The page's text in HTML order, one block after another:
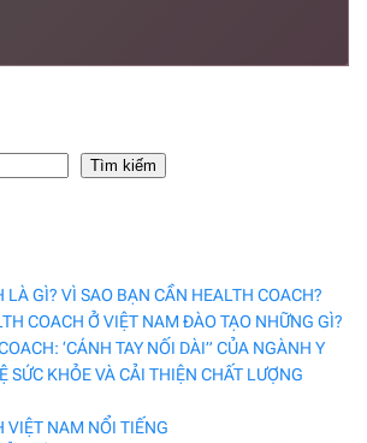
Tìm kiếm
LÀ GÌ? VÌ SAO BẠN CẦN HEALTH COACH?
COACH Ở VIỆT NAM ĐÀO TẠO NHỮNG GÌ?
‘CÁNH TAY NỐI DÀI” CỦA NGÀNH Y
SỨC KHỎE VÀ CẢI THIỆN CHẤT LƯỢNG
VIỆT NAM NỔI TIẾNG